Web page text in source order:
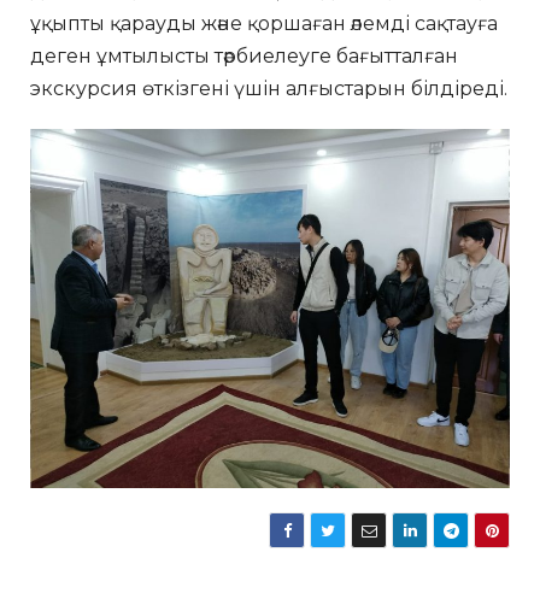
ұқыпты қарауды және қоршаған әлемді сақтауға
деген ұмтылысты тәрбиелеуге бағытталған
экскурсия өткізгені үшін алғыстарын білдіреді.